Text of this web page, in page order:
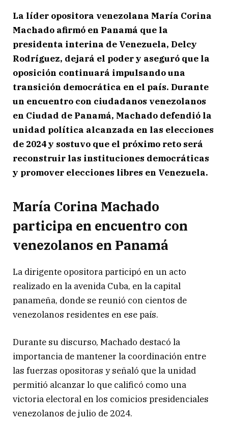
La líder opositora venezolana María Corina
Machado afirmó en Panamá que la
presidenta interina de Venezuela, Delcy
Rodríguez, dejará el poder y aseguró que la
oposición continuará impulsando una
transición democrática en el país. Durante
un encuentro con ciudadanos venezolanos
en Ciudad de Panamá, Machado defendió la
unidad política alcanzada en las elecciones
de 2024 y sostuvo que el próximo reto será
reconstruir las instituciones democráticas
y promover elecciones libres en Venezuela.
María Corina Machado
participa en encuentro con
venezolanos en Panamá
La dirigente opositora participó en un acto
realizado en la avenida Cuba, en la capital
panameña, donde se reunió con cientos de
venezolanos residentes en ese país.
Durante su discurso, Machado destacó la
importancia de mantener la coordinación entre
las fuerzas opositoras y señaló que la unidad
permitió alcanzar lo que calificó como una
victoria electoral en los comicios presidenciales
venezolanos de julio de 2024.